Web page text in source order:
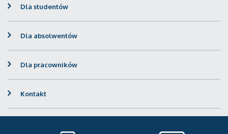
Dla studentów
Dla absolwentów
Dla pracowników
Kontakt